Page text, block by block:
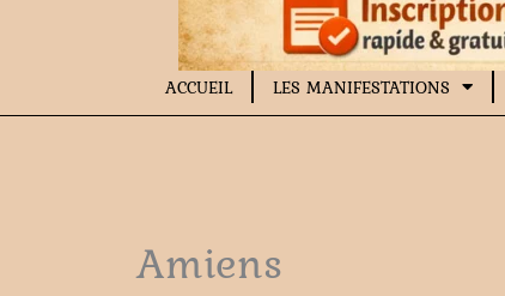
ACCUEIL LES MANIFESTATIONS
Amiens